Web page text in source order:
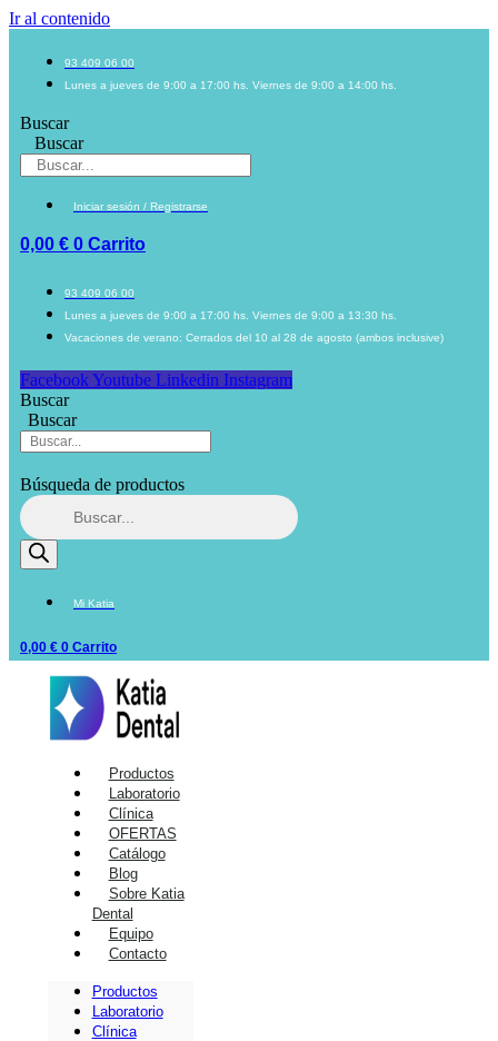
Ir al contenido
93 409 06 00
Lunes a jueves de 9:00 a 17:00 hs. Viernes de 9:00 a 14:00 hs.
Buscar
Buscar
Iniciar sesión / Registrarse
0,00 € 0 Carrito
93 409 06 00
Lunes a jueves de 9:00 a 17:00 hs. Viernes de 9:00 a 13:30 hs.
Vacaciones de verano: Cerrados del 10 al 28 de agosto (ambos inclusive)
Facebook Youtube Linkedin Instagram
Buscar
Buscar
Búsqueda de productos
Mi Katia
0,00 € 0 Carrito
Productos
Laboratorio
Clínica
OFERTAS
Catálogo
Blog
Sobre Katia
Dental
Equipo
Contacto
Productos
Laboratorio
Clínica